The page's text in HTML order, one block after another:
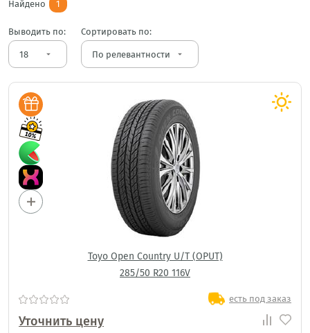
Найдено 1
Выводить по:
arrow_drop_down
Сортировать по:
arrow_drop_down
Toyo Open Country U/T (OPUT)
285/50 R20 116V
есть под заказ
Уточнить цену